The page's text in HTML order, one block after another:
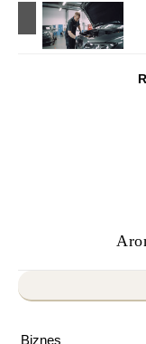
Biznes